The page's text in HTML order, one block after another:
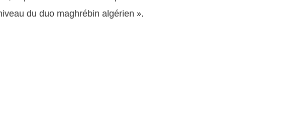
du duo maghrébin algérien ».